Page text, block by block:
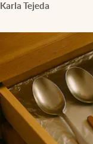
Karla Tejeda